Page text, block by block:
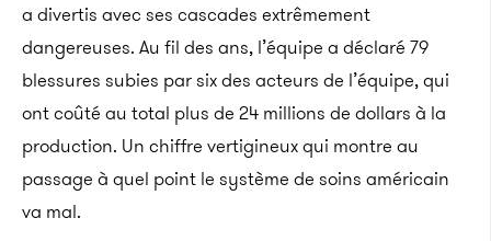
a divertis avec ses cascades extrêmement
dangereuses. Au fil des ans, l’équipe a déclaré 79
blessures subies par six des acteurs de l’équipe, qui
ont coûté au total plus de 24 millions de dollars à la
production. Un chiffre vertigineux qui montre au
passage à quel point le système de soins américain
va mal.